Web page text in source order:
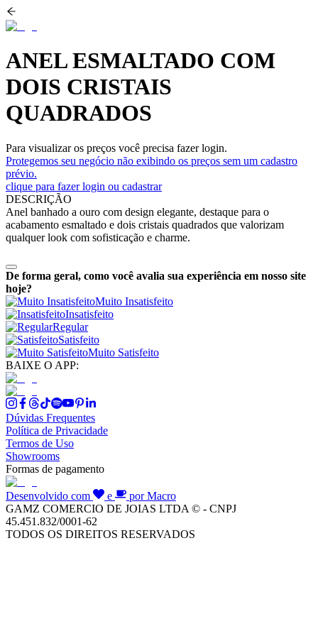
ANEL ESMALTADO COM
DOIS CRISTAIS
QUADRADOS
Para visualizar os preços você precisa fazer login.
Protegemos seu negócio não exibindo os preços sem um cadastro
prévio.
clique para fazer login ou cadastrar
DESCRIÇÃO
Anel banhado a ouro com design elegante, destaque para o
acabamento esmaltado e dois cristais quadrados que valorizam
qualquer look com sofisticação e charme.
De forma geral, como você avalia sua experiência em nosso site
hoje?
Muito Insatisfeito
Insatisfeito
Regular
Satisfeito
Muito Satisfeito
BAIXE O APP:
Dúvidas Frequentes
Política de Privacidade
Termos de Uso
Showrooms
Formas de pagamento
Desenvolvido com e
por Macro
GAMZ COMERCIO DE JOIAS LTDA © - CNPJ
45.451.832/0001-62
TODOS OS DIREITOS RESERVADOS